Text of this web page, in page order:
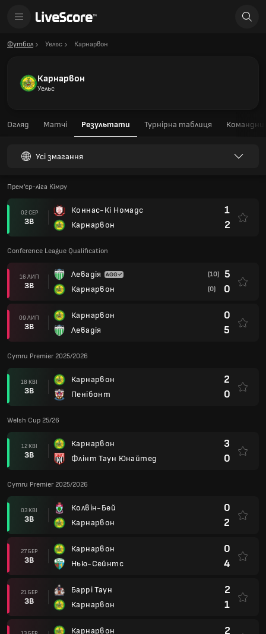
Футбол Уельс Карнарвон
Карнарвон
Уельс
Огляд Матчі Результати Турнірна таблиця
Усі змагання
Прем'єр-ліга Кімру
02 СЕР
ЗВ
Коннас-Кі Номадс
Карнарвон
1
2
Conference League Qualification
16 ЛИП
ЗВ
Левадія
Карнарвон
(10) 5
(0) 0
09 ЛИП
ЗВ
Карнарвон
Левадія
0
5
Cymru Premier 2025/2026
18 КВІ
ЗВ
Карнарвон
Пенібонт
2
0
Welsh Cup 25/26
12 КВІ
ЗВ
Карнарвон
Флінт Таун Юнайтед
3
0
Cymru Premier 2025/2026
03 КВІ
ЗВ
Колвін-Бей
Карнарвон
0
2
27 БЕР
ЗВ
Карнарвон
Нью-Сейнтс
0
4
21 БЕР
ЗВ
Баррі Таун
Карнарвон
2
1
Карнарвон
2